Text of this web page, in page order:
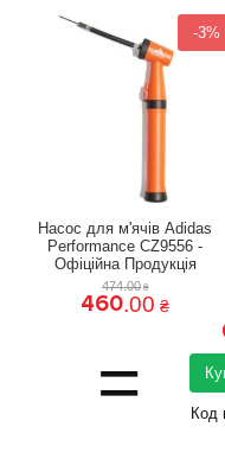
-3%
Насос для м'ячів Adidas
Performance CZ9556 -
Офіційна Продукція
474.00 ₴
460.00 ₴
= Код